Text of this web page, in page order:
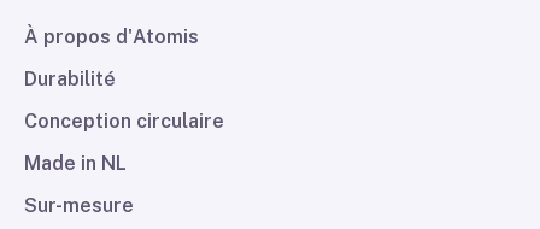
À propos d'Atomis
Durabilité
Conception circulaire
Made in NL
Sur-mesure